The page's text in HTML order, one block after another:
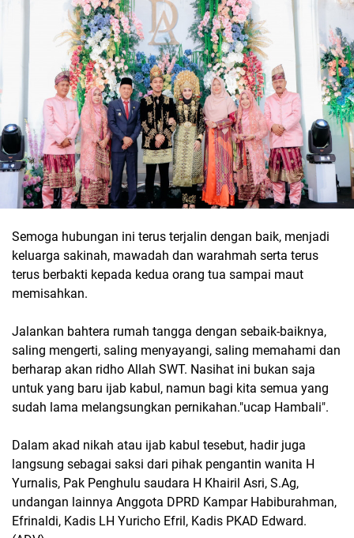
Semoga hubungan ini terus terjalin dengan baik, menjadi
keluarga sakinah, mawadah dan warahmah serta terus
terus berbakti kepada kedua orang tua sampai maut
memisahkan.
Jalankan bahtera rumah tangga dengan sebaik-baiknya,
saling mengerti, saling menyayangi, saling memahami dan
berharap akan ridho Allah SWT. Nasihat ini bukan saja
untuk yang baru ijab kabul, namun bagi kita semua yang
sudah lama melangsungkan pernikahan."ucap Hambali".
Dalam akad nikah atau ijab kabul tesebut, hadir juga
langsung sebagai saksi dari pihak pengantin wanita H
Yurnalis, Pak Penghulu saudara H Khairil Asri, S.Ag,
undangan lainnya Anggota DPRD Kampar Habiburahman,
Efrinaldi, Kadis LH Yuricho Efril, Kadis PKAD Edward.